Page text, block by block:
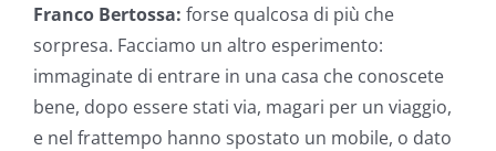
Franco Bertossa: forse qualcosa di più che
sorpresa. Facciamo un altro esperimento:
immaginate di entrare in una casa che conoscete
bene, dopo essere stati via, magari per un viaggio,
e nel frattempo hanno spostato un mobile, o dato